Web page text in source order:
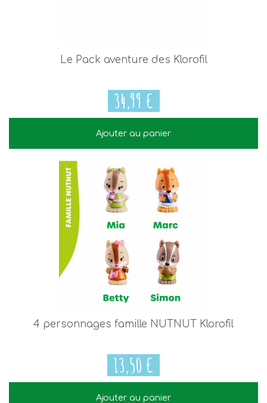
34,99 €
Le Pack aventure des Klorofil
34,99 €
Ajouter au panier
4 personnages famille NUTNUT Klorofil
13,50 €
Ajouter au panier